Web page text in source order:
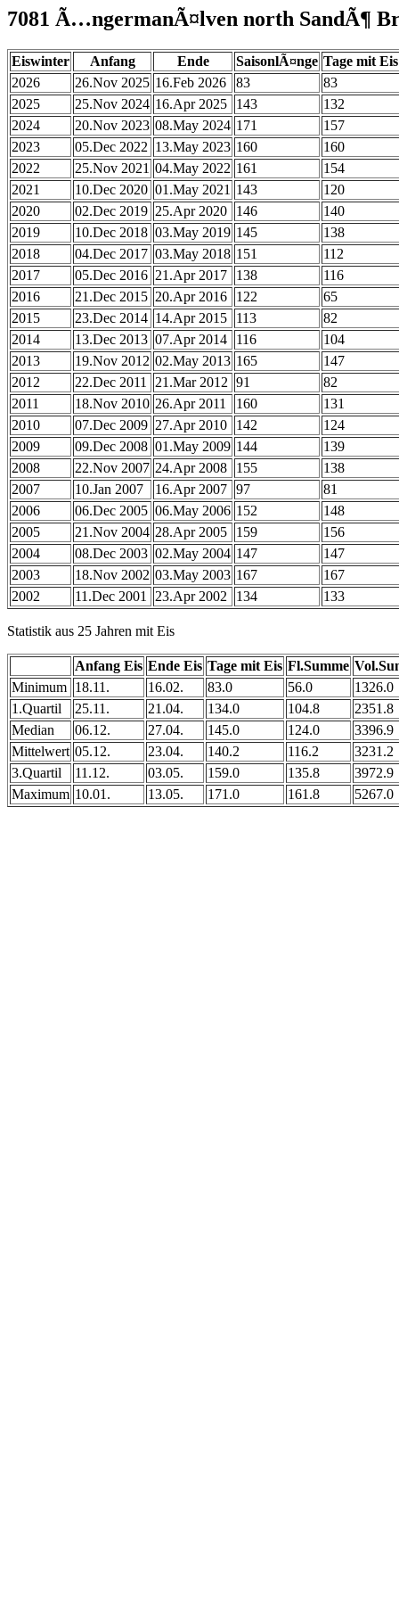
7081 Ã…ngermanÃ¤lven north SandÃ¶
Eiswinter Anfang Ende SaisonlÃ¤nge Tage mit Eis
2026
26.Nov 2025 16.Feb 2026 83
83
2025
25.Nov 2024 16.Apr 2025 143
132
2024
20.Nov 2023 08.May 2024 171
157
2023
05.Dec 2022 13.May 2023 160
160
2022
25.Nov 2021 04.May 2022 161
154
2021
10.Dec 2020 01.May 2021 143
120
2020
02.Dec 2019 25.Apr 2020 146
140
2019
10.Dec 2018 03.May 2019 145
138
2018
04.Dec 2017 03.May 2018 151
112
2017
05.Dec 2016 21.Apr 2017 138
116
2016
21.Dec 2015 20.Apr 2016 122
65
2015
23.Dec 2014 14.Apr 2015 113
82
2014
13.Dec 2013 07.Apr 2014 116
104
2013
19.Nov 2012 02.May 2013 165
147
2012
22.Dec 2011 21.Mar 2012 91
82
2011
18.Nov 2010 26.Apr 2011 160
131
2010
07.Dec 2009 27.Apr 2010 142
124
2009
09.Dec 2008 01.May 2009 144
139
2008
22.Nov 2007 24.Apr 2008 155
138
2007
10.Jan 2007 16.Apr 2007 97
81
2006
06.Dec 2005 06.May 2006 152
148
2005
21.Nov 2004 28.Apr 2005 159
156
2004
08.Dec 2003 02.May 2004 147
147
2003
18.Nov 2002 03.May 2003 167
167
2002
11.Dec 2001 23.Apr 2002 134 133
Statistik aus 25 Jahren mit Eis
Anfang Eis Ende Eis Tage mit Eis Fl.Summe
Minimum 18.11. 16.02. 83.0 56.0
1326.0
1.Quartil
25.11. 21.04. 134.0 104.8
2351.8
Median
06.12. 27.04. 145.0 124.0
3396.9
Mittelwert 05.12. 23.04. 140.2 116.2
3231.2
3.Quartil
11.12. 03.05. 159.0 135.8
3972.9
Maximum 10.01. 13.05. 171.0 161.8 5267.0